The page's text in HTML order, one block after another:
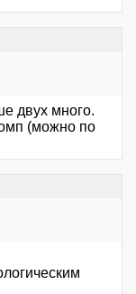
двух много.
(можно по